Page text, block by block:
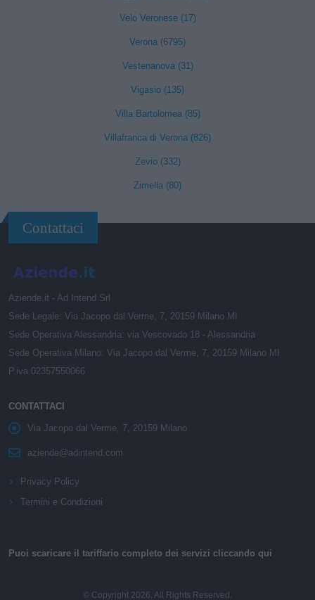
Velo Veronese (17)
Verona (6795)
Vestenanova (31)
Vigasio (135)
Villa Bartolomea (85)
Villafranca di Verona (826)
Zevio (332)
Zimella (80)
Contattaci
Aziende.it - Ad Intend Srl
Sede Legale: Via Jacopo dal Verme, 7, 20159 Milano MI
Sede Operativa Alessandria: via Vescovado 18 - Alessandria
Sede Operativa Milano: Via Jacopo dal Verme, 7, 20159 Milano MI
P.iva 02357550066
CONTATTACI
Via Jacopo dal Verme, 7, 20159 Milano
aziende@adintend.com
Privacy Policy
Termini e Condizioni
Puoi scaricare il tariffario completo dei servizi cliccando qui
© Copyright 2026. All Rights Reserved.